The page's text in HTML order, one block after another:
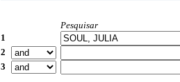
Pesquisar
1
2
3